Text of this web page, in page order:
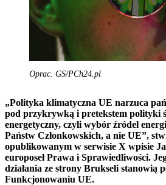
Oprac. GS/PCh24.pl
„Polityka klimatyczna UE narzuca
pod przykrywką i pretekstem polityki
energetyczny, czyli wybór źródeł
Państw Członkowskich, a nie UE”,
opublikowanym w serwisie X wpisie
europoseł Prawa i Sprawiedliwości.
działania ze strony Brukseli stanowią
Funkcjonowaniu UE.